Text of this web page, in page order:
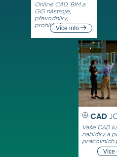
Online CAD, BIM a
GIS nástroje,
převodníky,
prohlížečeVíce info
CAD
Vaše CAD
nabídky a
pracovních
Více